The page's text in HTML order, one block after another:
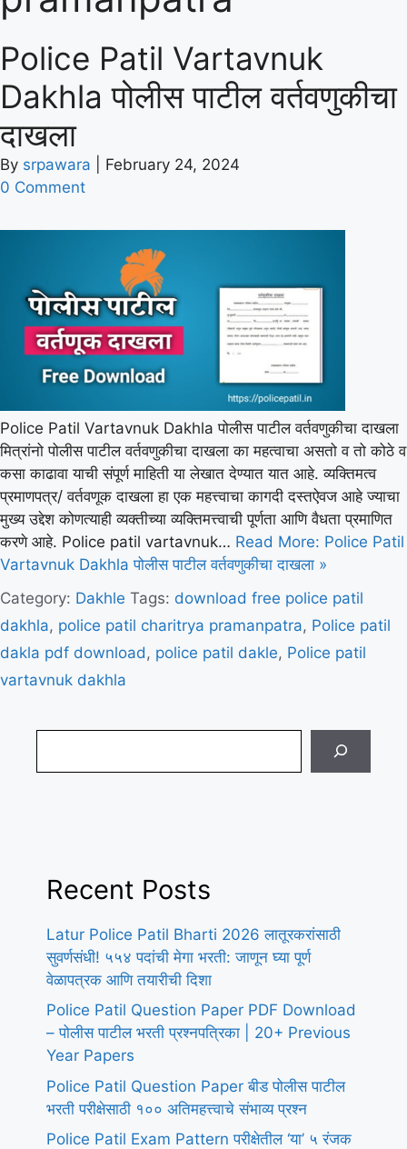
Police Patil Vartavnuk
Dakhla पोलीस पाटील वर्तवणुकीचा
दाखला
By srpawara
February 24, 2024
0 Comment
Police Patil Vartavnuk Dakhla पोलीस पाटील वर्तवणुकीचा दाखला
मित्रांनो पोलीस पाटील वर्तवणुकीचा दाखला का महत्वाचा असतो व तो कोठे व
कसा काढावा याची संपूर्ण माहिती या लेखात देण्यात यात आहे. व्यक्तिमत्व
प्रमाणपत्र/ वर्तवणूक दाखला हा एक महत्त्वाचा कागदी दस्तऐवज आहे ज्याचा
मुख्य उद्देश कोणत्याही व्यक्तीच्या व्यक्तिमत्त्वाची पूर्णता आणि वैधता प्रमाणित
करणे आहे. Police patil vartavnuk… Read More: Police Patil
Vartavnuk Dakhla पोलीस पाटील वर्तवणुकीचा दाखला »
Category: Dakhle Tags: download free police patil
dakhla, police patil charitrya pramanpatra, Police patil
dakla pdf download , police patil dakle, Police patil
vartavnuk dakhla
Recent Posts
Latur Police Patil Bharti 2026 लातूरकरांसाठी
सुवर्णसंधी! ५५४ पदांची मेगा भरती: जाणून घ्या पूर्ण
वेळापत्रक आणि तयारीची दिशा
Police Patil Question Paper PDF Download
– पोलीस पाटील भरती प्रश्नपत्रिका | 20+ Previous
Year Papers
Police Patil Question Paper बीड पोलीस पाटील
भरती परीक्षेसाठी १०० अतिमहत्त्वाचे संभाव्य प्रश्न
Police Patil Exam Pattern परीक्षेतील ‘या’ ५ रंजक